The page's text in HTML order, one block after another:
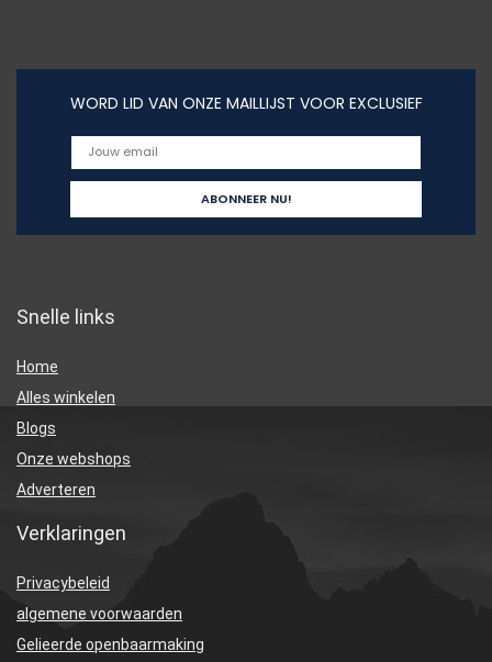
WORD LID VAN ONZE MAILLIJST VOOR EXCLUSIEF
Snelle links
Home
Alles winkelen
Blogs
Onze webshops
Adverteren
Verklaringen
Privacybeleid
algemene voorwaarden
Gelieerde openbaarmaking